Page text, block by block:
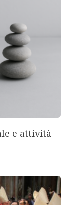
e attività